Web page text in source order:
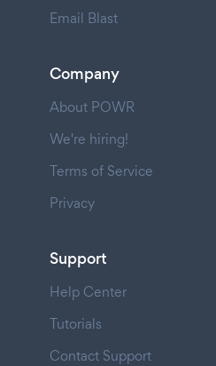
Email Blast
Company
About POWR
We're hiring!
Terms of Service
Privacy
Support
Help Center
Tutorials
Contact Support